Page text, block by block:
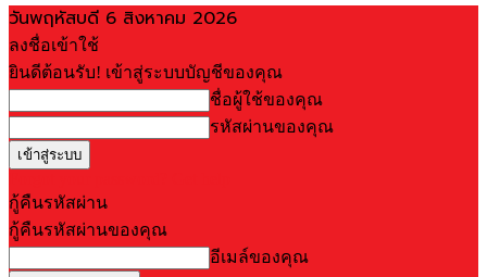
วันพฤหัสบดี 6 สิงหาคม 2026
ลงชื่อเข้าใช้
ยินดีต้อนรับ! เข้าสู่ระบบบัญชีของคุณ
ชื่อผู้ใช้ของคุณ
รหัสผ่านของคุณ
กู้คืนรหัสผ่าน
กู้คืนรหัสผ่านของคุณ
อีเมล์ของคุณ